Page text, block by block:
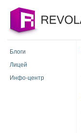
Блоги
Лицей
Инфо-центр